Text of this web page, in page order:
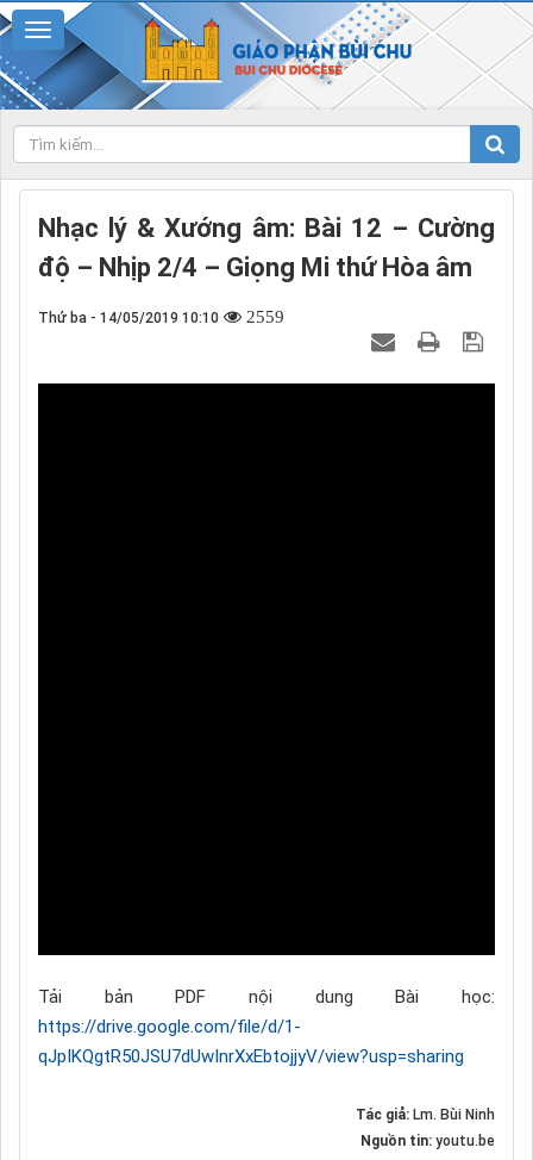
Nhạc lý & Xướng âm: Bài 12 – Cường
độ – Nhịp 2/4 – Giọng Mi thứ Hòa âm
Thứ ba - 14/05/2019 10:10 2559
Tải bản PDF nội dung Bài học:
https://drive.google.com/file/d/1-
qJpIKQgtR50JSU7dUwInrXxEbtojjyV/view?usp=sharing
Tác giả: Lm. Bùi Ninh
Nguồn tin: youtu.be